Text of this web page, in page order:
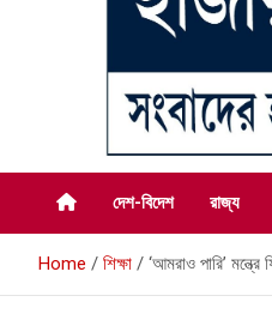
সংবাদ
সংবাদের হাজার কাহন
দেশ-বিদেশ
রাজ্য
Home শিক্ষা ‘আমরাও পারি’ মন্ত্রে